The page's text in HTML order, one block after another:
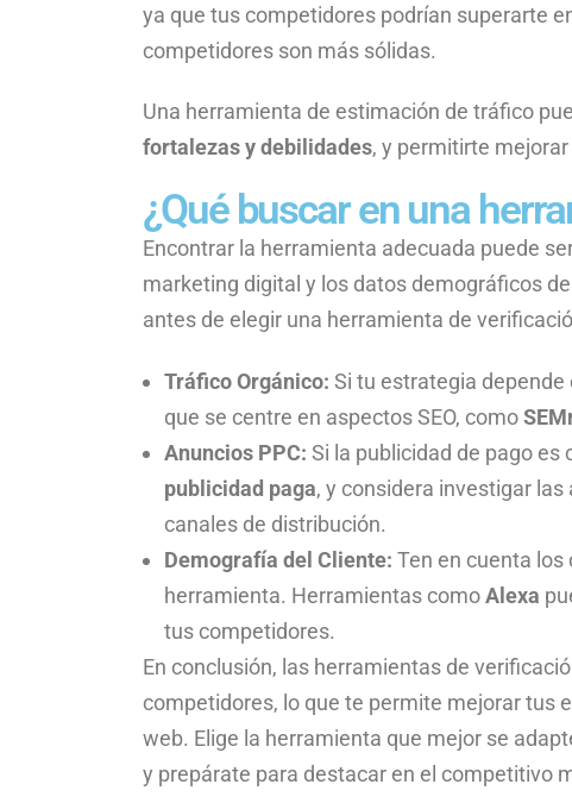
ya que tus competidores podrían superarte
competidores son más sólidas.
Una herramienta de estimación de tráfico
fortalezas y debilidades, y permitirte
¿Qué buscar en una
Encontrar la herramienta adecuada puede
marketing digital y los datos demográficos
antes de elegir una herramienta de
Tráfico Orgánico: Si tu estrategia
que se centre en aspectos SEO, como
Anuncios PPC: Si la publicidad de pago es
publicidad paga, y considera investigar
canales de distribución.
Demografía del Cliente: Ten en cuenta
herramienta. Herramientas comoAlexa
tus competidores.
En conclusión, las herramientas de
competidores, lo que te permite mejorar tus
web. Elige la herramienta que mejor se
y prepárate para destacar en el competitivo